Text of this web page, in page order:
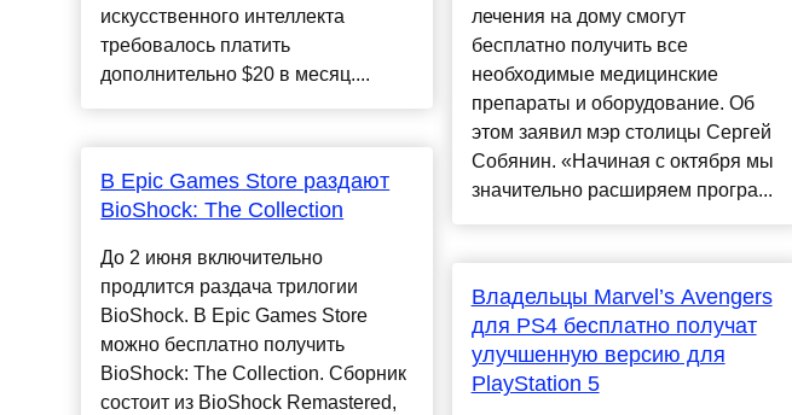
искусственного интеллекта
требовалось платить
дополнительно $20 в месяц....
В Epic Games Store раздают
BioShock: The Collection
До 2 июня включительно
продлится раздача трилогии
BioShock. В Epic Games Store
можно бесплатно получить
BioShock: The Collection. Сборник
состоит из BioShock Remastered,
лечения на дому смогут
бесплатно получить все
необходимые медицинские
препараты и оборудование. Об
этом заявил мэр столицы Сергей
Собянин. «Начиная с октября мы
значительно расширяем програ...
Владельцы Marvel’s Avengers
для PS4 бесплатно получат
улучшенную версию для
PlayStation 5